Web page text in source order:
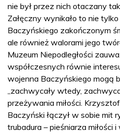
nie był przez nich otaczany
Załęczny wynikało to nie
Baczyńskiego zakończonym
ale również walorami jego
Muzeum Niepodległości
współczesnych równie
wojenna Baczyńskiego mogą
„zachwycały wtedy,
przeżywania miłości.
Baczyński łączył w sobie mit
trubadura – pieśniarza miłości